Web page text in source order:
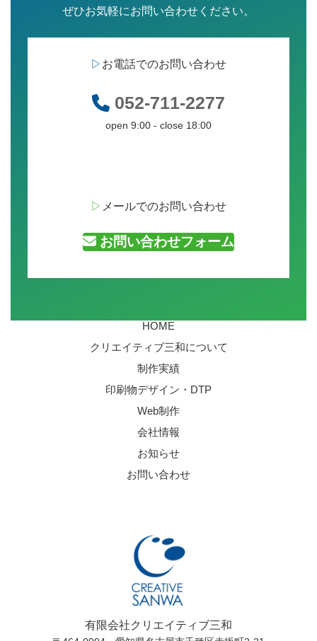
ぜひお気軽にお問い合わせください。
▷ お電話でのお問い合わせ
052-711-2277
open 9:00 - close 18:00
▷ メールでのお問い合わせ
お問い合わせフォーム
HOME
クリエイティブ三和について
制作実績
印刷物デザイン・DTP
Web制作
会社情報
お知らせ
お問い合わせ
有限会社クリエイティブ三和